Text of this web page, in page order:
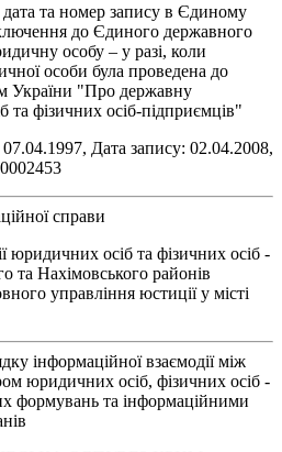
дата та номер запису в Єдиному
до Єдиного державного
особу – у разі, коли
особи була проведена до
України "Про державну
та фізичних осіб-підприємців"
07.04.1997, Дата запису: 02.04.2008,
справи
юридичних осіб та фізичних осіб -
та Нахімовського районів
управління юстиції у місті
інформаційної взаємодії між
юридичних осіб, фізичних осіб -
формувань та інформаційними